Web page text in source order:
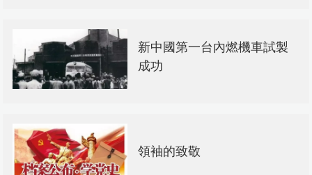
新中國第一台內燃機車試製
成功
領袖的致敬